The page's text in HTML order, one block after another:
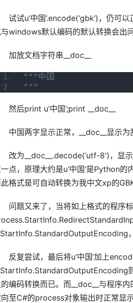
试试u’中国’.encode(‘gbk’)，仍
windows默认编码的默认转换会出问
加放文档字符串__doc__
"""中国
"""
然后print u’中国’;print __doc__
中国两字显示正常，__doc__显示为
改为__doc__.decode(‘utf-8′)，显
点，原理大约是u’中国’是Python
格式是可自动转换为我中文xp的
问题又来了，当将如上格式的程序
反复尝试，最后将u’中国’加上
编码转换而已。而__doc__与程序
至C#的process对象输出时正常显示